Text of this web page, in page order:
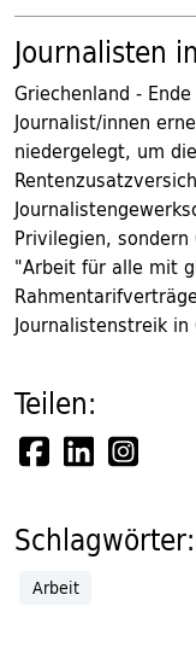
Journalisten
Griechenland -
Journalist/innen
niedergelegt, um
Privilegien,
"Arbeit für alle mit
Journalistenstreik
Teilen:
Schlagwörter:
Arbeit